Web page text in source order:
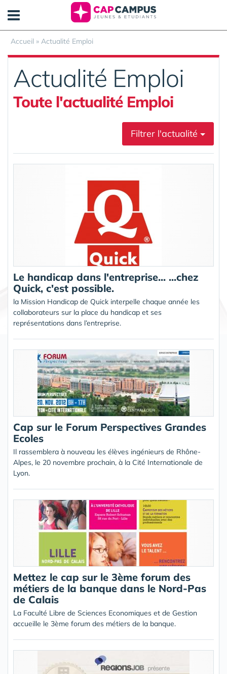
Accueil » Actualité Emploi
Actualité Emploi
Toute l'actualité Emploi
Filtrer l'actualité
Le handicap dans l'entreprise... ...chez
Quick, c'est possible.
la Mission Handicap de Quick interpelle chaque année les
collaborateurs sur la place du handicap et ses
représentations dans l’entreprise.
Cap sur le Forum Perspectives Grandes
Ecoles
Il rassemblera à nouveau les élèves ingénieurs de Rhône-
Alpes, le 20 novembre prochain, à la Cité Internationale de
Lyon.
Mettez le cap sur le 3ème forum des
métiers de la banque dans le Nord-Pas
de Calais
La Faculté Libre de Sciences Economiques et de Gestion
accueille le 3ème forum des métiers de la banque.
Panneau de gestion des cookies